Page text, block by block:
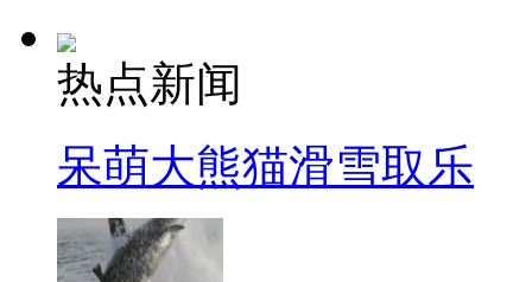
热点新闻
呆萌大熊猫滑雪取乐